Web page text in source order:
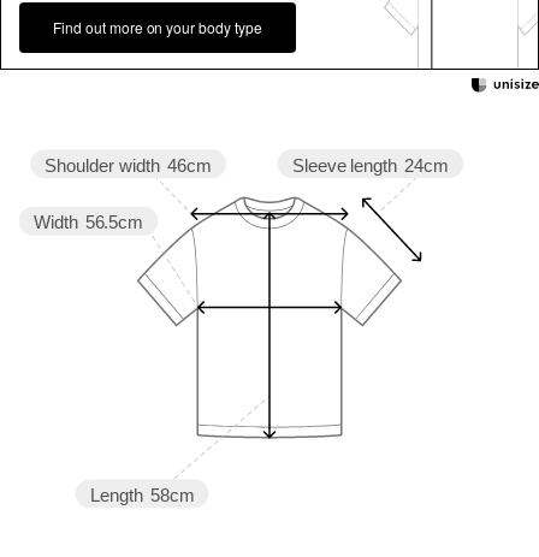
Find out more on your body type
Sleeve length 24cm
Length 58cm
Width 56.5cm
Shoulder width 46cm